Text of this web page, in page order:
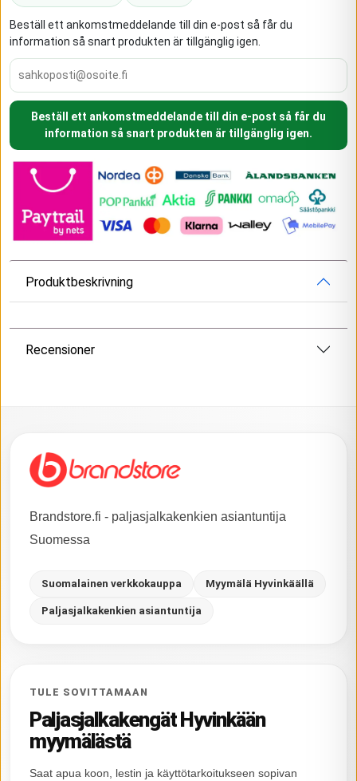
Beställ ett ankomstmeddelande till din e-post så får du
information så snart produkten är tillgänglig igen.
Beställ ett ankomstmeddelande till din e-post så får du
information så snart produkten är tillgänglig igen.
Produktbeskrivning
Recensioner
Brandstore.fi - paljasjalkakenkien asiantuntija
Suomessa
Suomalainen verkkokauppa Myymälä Hyvinkäällä
Paljasjalkakenkien asiantuntija
TULE SOVITTAMAAN
Paljasjalkakengät Hyvinkään
myymälästä
Saat apua koon, lestin ja käyttötarkoitukseen sopivan